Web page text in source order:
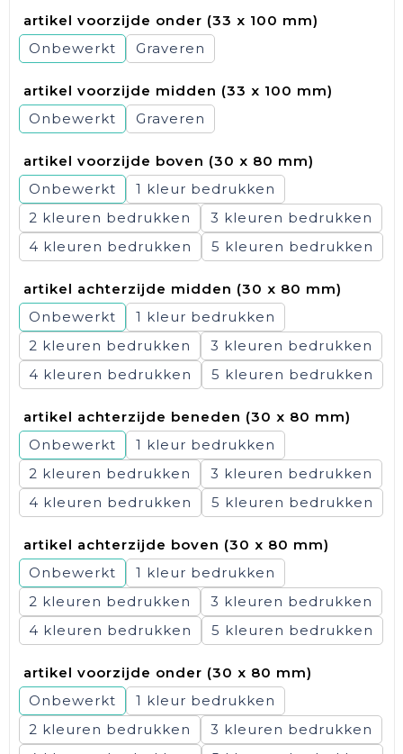
artikel voorzijde onder (33 x 100 mm)
Onbewerkt
Graveren
artikel voorzijde midden (33 x 100 mm)
Onbewerkt
Graveren
artikel voorzijde boven (30 x 80 mm)
Onbewerkt
1
2
3
4
5
artikel achterzijde midden (30 x 80 mm)
Onbewerkt
1
2
3
4
5
artikel achterzijde beneden (30 x 80 mm)
Onbewerkt
1
2
3
4
5
artikel achterzijde boven (30 x 80 mm)
Onbewerkt
1
2
3
4
5
artikel voorzijde onder (30 x 80 mm)
Onbewerkt
1
2
3